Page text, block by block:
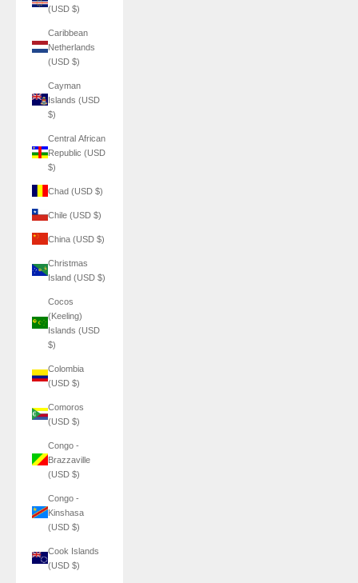
(USD $)
Caribbean
Netherlands
(USD $)
Cayman
Islands (USD
$)
Central African
Republic (USD
$)
Chad (USD $)
Chile (USD $)
China (USD $)
Christmas
Island (USD $)
Cocos
(Keeling)
Islands (USD
$)
Colombia
(USD $)
Comoros
(USD $)
Congo -
Brazzaville
(USD $)
Congo -
Kinshasa
(USD $)
Cook Islands
(USD $)